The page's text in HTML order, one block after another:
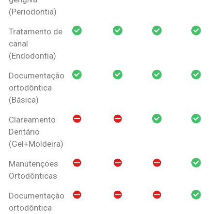
(Periodontia)
Tratamento de
canal
(Endodontia)
Documentação
ortodôntica
(Básica)
Clareamento
Dentário
(Gel+Moldeira)
Manutenções
Ortodônticas
Documentação
ortodôntica